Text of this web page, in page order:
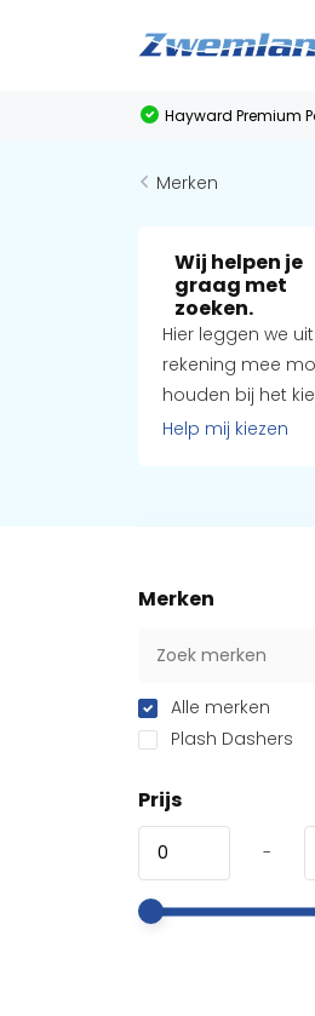
Hayward Premium
Merken
Wij helpen je
graag met
zoeken.
Hier leggen we
rekening mee
houden bij het
Help mij kiezen
Merken
Alle merken
Plash Dashers
Prijs
-